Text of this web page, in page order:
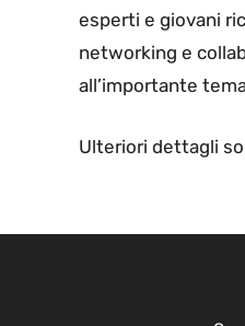
esperti e giovani
networking e
all’importante
Ulteriori dettagli